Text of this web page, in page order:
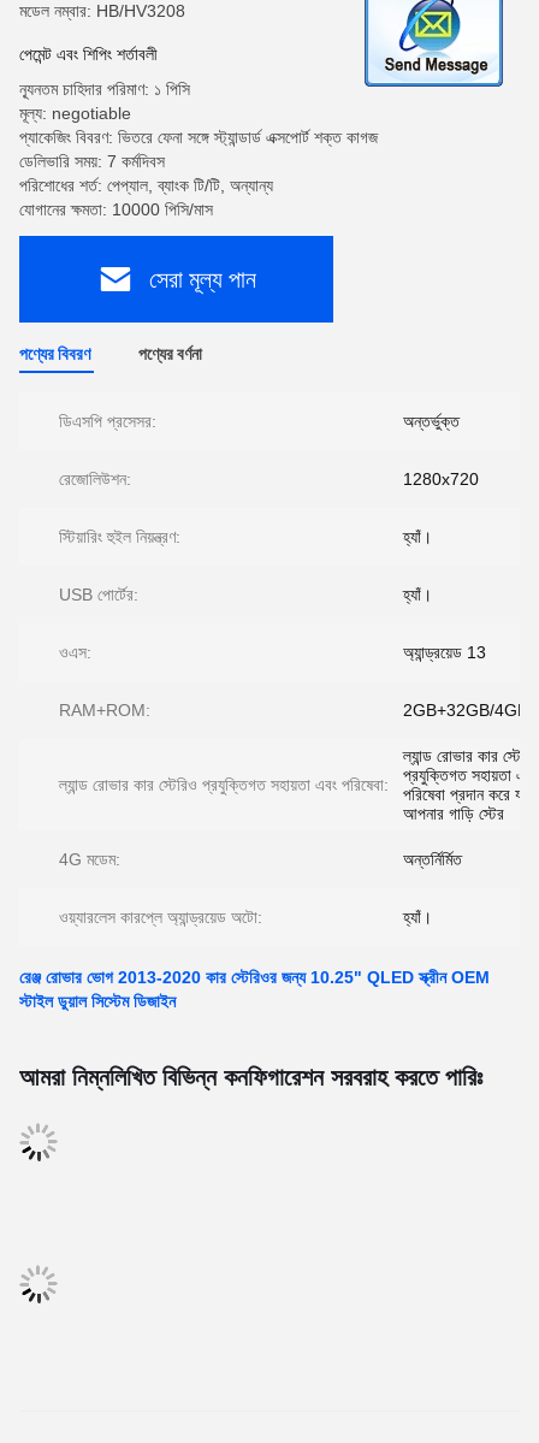
মডেল নম্বার: HB/HV3208
পেমেন্ট এবং শিপিং শর্তাবলী
ন্যূনতম চাহিদার পরিমাণ: ১ পিসি
মূল্য: negotiable
প্যাকেজিং বিবরণ: ভিতরে ফেনা সঙ্গে স্ট্যান্ডার্ড এক্সপোর্ট শক্ত কাগজ
ডেলিভারি সময়: 7 কর্মদিবস
পরিশোধের শর্ত: পেপ্যাল, ব্যাংক টি/টি, অন্যান্য
যোগানের ক্ষমতা: 10000 পিসি/মাস
সেরা মূল্য পান
পণ্যের বিবরণ পণ্যের বর্ণনা
ডিএসপি প্রসেসর: অন্তর্ভুক্ত
রেজোলিউশন: 1280x720
স্টিয়ারিং হুইল নিয়ন্ত্রণ: হ্যাঁ।
USB পোর্টের: হ্যাঁ।
ওএস: অ্যান্ড্রয়েড 13
RAM+ROM: 2GB+32GB/
ল্যান্ড রোভার কার স্টেরিও প্রযুক্তিগত সহায়তা এবং পরিষেবা:
ল্যান্ড রোভার কার
প্রযুক্তিগত সহায়তা এবং
পরিষেবা প্রদান করে যাতে
আপনার গাড়ি স্টের
4G মডেম: অন্তর্নির্মিত
ওয়্যারলেস কারপ্লে অ্যান্ড্রয়েড অটো: হ্যাঁ।
রেঞ্জ রোভার ভোগ 2013-2020 কার স্টেরিওর জন্য 10.25" QLED স্ক্রীন OEM
স্টাইল ডুয়াল সিস্টেম ডিজাইন
আমরা নিম্নলিখিত বিভিন্ন কনফিগারেশন সরবরাহ করতে পারিঃ